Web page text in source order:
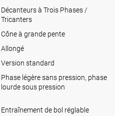
Décanteurs à Trois Phases /
Tricanters
Cône à grande pente
Allongé
Version standard
Phase légère sans pression, phase
lourde sous pression
Entraînement de bol réglable